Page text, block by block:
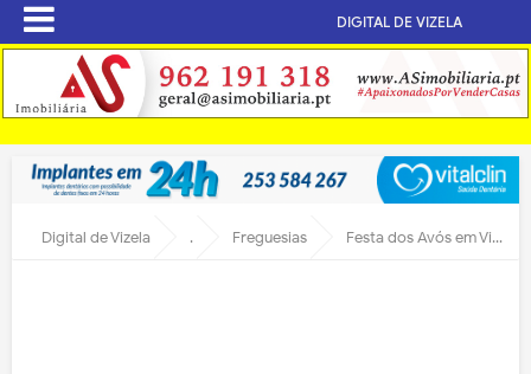
DIGITAL DE VIZELA
Digital de Vizela . Freguesias Festa dos Avós em Vizela Santo Adrião